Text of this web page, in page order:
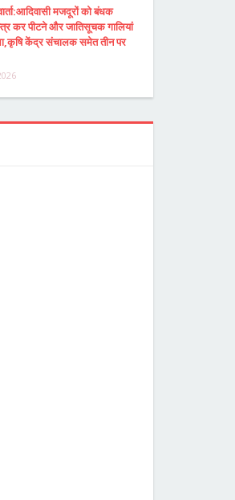
मजदूरों को बंधक
कर पीटने और जातिसूचक गालियां
केंद्र संचालक समेत तीन पर